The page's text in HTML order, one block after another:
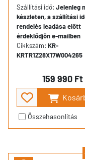
Szállítási idő: Jelenleg
készleten, a szállítási
rendelés leadása előtt
érdeklődjön e-mailben
Cikkszám: KR-
KRTR1Z28X17W004265
159 990 Ft
Összehasonlítás